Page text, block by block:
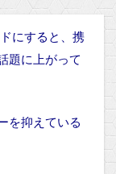
にすると、携
題に上がって
を抑えている